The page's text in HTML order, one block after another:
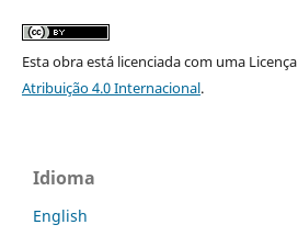
Esta obra está licenciada com uma Licença
Atribuição 4.0 Internacional.
Idioma
English